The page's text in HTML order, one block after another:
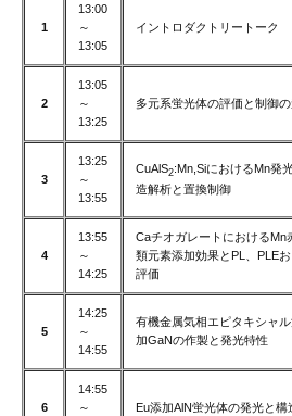
1
13:00
～
13:05
イントロダクトリートーク
2
13:05
～
13:25
多元系蛍光体の評価と制御
3
13:25
～
13:55
CuAlS2:Mn,SiにおけるMn発
造解析と置換制御
4
13:55
～
14:25
CaチオガレートにおけるMn
類元素添加効果とPL、PLE
評価
5
14:25
～
14:55
有機金属気相エピタキシャ
加GaNの作製と発光特性
6
14:55
～
Eu添加AlN蛍光体の発光と構